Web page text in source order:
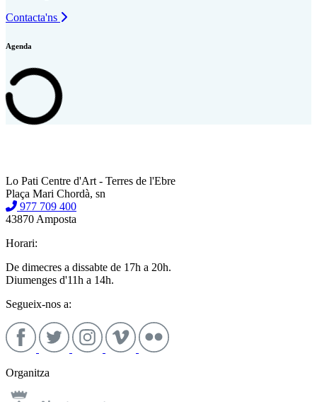
Contacta'ns
Agenda
Lo Pati Centre d'Art - Terres de l'Ebre
Plaça Mari Chordà, sn
977 709 400
43870 Amposta
Horari:
De dimecres a dissabte de 17h a 20h.
Diumenges d'11h a 14h.
Segueix-nos a:
Organitza